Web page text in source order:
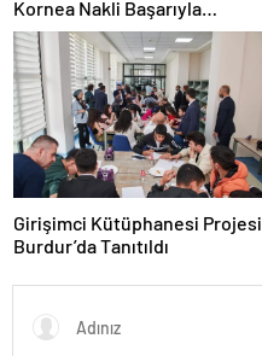
Kornea Nakli Başarıyla
Gerçekleşti
Girişimci Kütüphanesi Projesi
Burdur’da Tanıtıldı